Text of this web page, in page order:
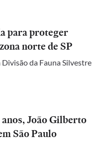
para proteger
norte de SP
da Fauna Silvestre
João Gilberto
São Paulo